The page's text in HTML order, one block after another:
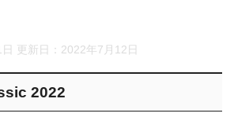
更新日： 2022年7月12日
2022